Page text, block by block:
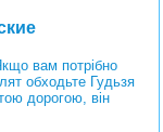
вам потрібно
обходьте Гудьзя
дорогою, він